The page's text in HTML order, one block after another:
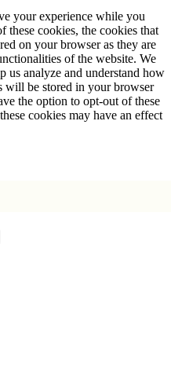
your experience while you
these cookies, the cookies that
on your browser as they are
of the website. We
us analyze and understand how
will be stored in your browser
the option to opt-out of these
cookies may have an effect